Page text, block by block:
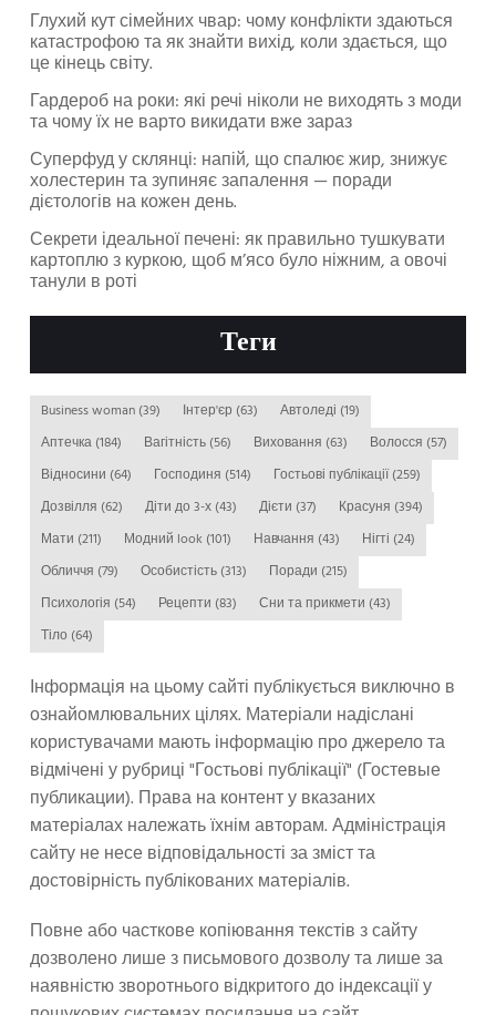
Глухий кут сімейних чвар: чому конфлікти здаються
катастрофою та як знайти вихід, коли здається, що
це кінець світу.
Гардероб на роки: які речі ніколи не виходять з моди
та чому їх не варто викидати вже зараз
Суперфуд у склянці: напій, що спалює жир, знижує
холестерин та зупиняє запалення — поради
дієтологів на кожен день.
Секрети ідеальної печені: як правильно тушкувати
картоплю з куркою, щоб м’ясо було ніжним, а овочі
танули в роті
Теги
Business woman (39) Інтер'єр (63) Автоледі (19)
Аптечка (184) Вагітність (56) Виховання (63) Волосся (57)
Відносини (64) Господиня (514) Гостьові публікації(259)
Дозвілля (62) Діти до 3-х (43) Дієти (37) Красуня (394)
Мати (211) Модний look (101) Навчання (43) Нігті (24)
Обличчя (79) Особистість (313) Поради (215)
Психологія (54) Рецепти (83) Сни та прикмети (43)
Тіло (64)
Інформація на цьому сайті публікується виключно в
ознайомлювальних цілях. Матеріали надіслані
користувачами мають інформацію про джерело та
відмічені у рубриці "Гостьові публікації" (Гостевые
публикации). Права на контент у вказаних
матеріалах належать їхнім авторам. Адміністрація
сайту не несе відповідальності за зміст та
достовірність публікованих матеріалів.
Повне або часткове копіювання текстів з сайту
дозволено лише з письмового дозволу та лише за
наявністю зворотнього відкритого до індексації у